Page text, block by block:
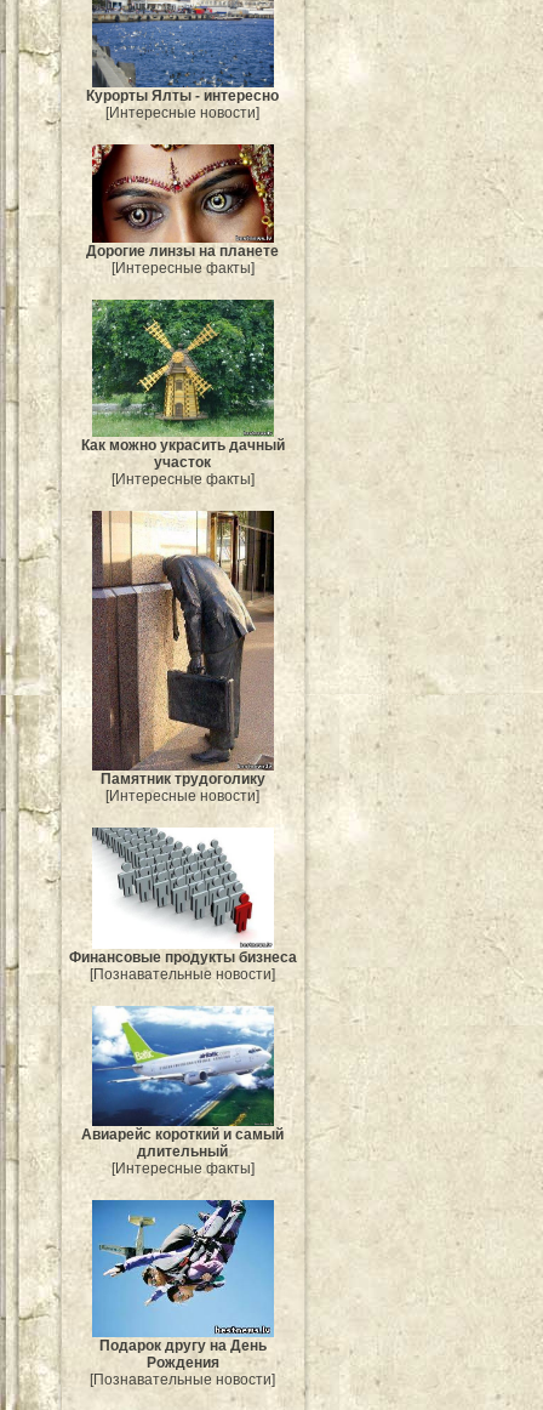
Курорты Ялты - интересно
[Интересные новости]
Дорогие линзы на планете
[Интересные факты]
Как можно украсить дачный
участок
[Интересные факты]
Памятник трудоголику
[Интересные новости]
Финансовые продукты бизнеса
[Познавательные новости]
Авиарейс короткий и самый
длительный
[Интересные факты]
Подарок другу на День
Рождения
[Познавательные новости]